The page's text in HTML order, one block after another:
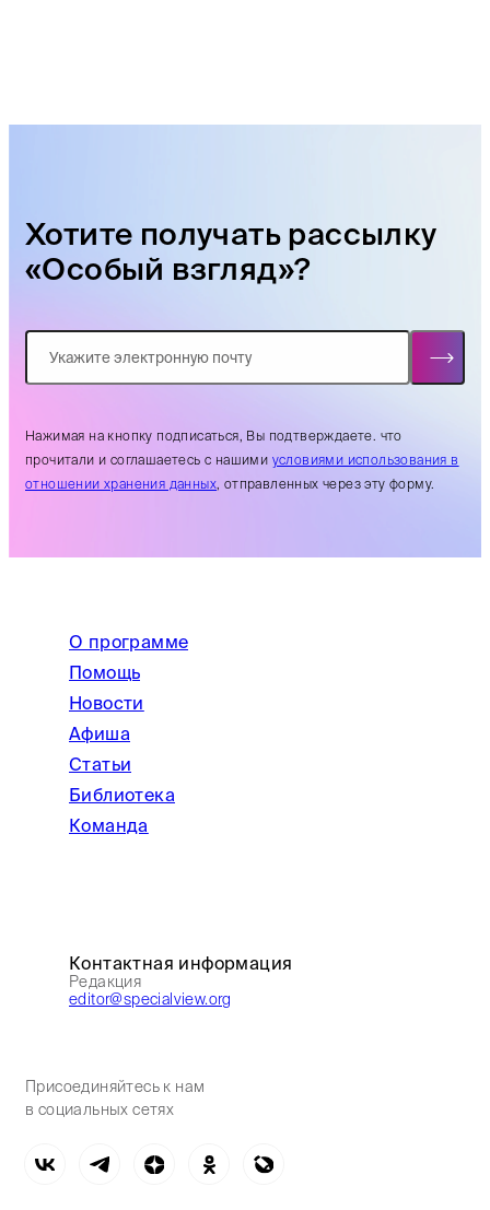
Хотите получать рассылку
«Особый взгляд»?
Нажимая на кнопку подписаться, Вы подтверждаете. что
прочитали и соглашаетесь с нашими условиями использования в
отношении хранения данных, отправленных через эту форму.
О программе
Помощь
Новости
Афиша
Статьи
Библиотека
Команда
Контактная информация
Редакция
editor@specialview.org
Присоединяйтесь к нам
в социальных сетях